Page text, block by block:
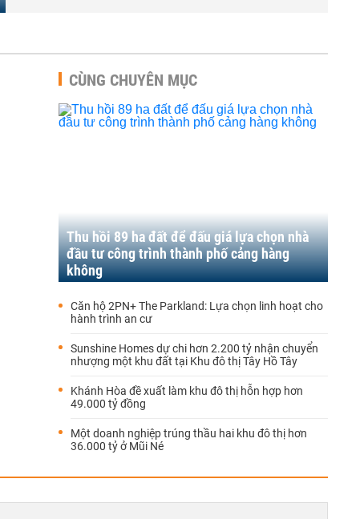
CÙNG CHUYÊN MỤC
Thu hồi 89 ha đất để đấu giá lựa chọn nhà
đầu tư công trình thành phố cảng hàng
không
Căn hộ 2PN+ The Parkland: Lựa chọn linh hoạt cho
hành trình an cư
Sunshine Homes dự chi hơn 2.200 tỷ nhận chuyển
nhượng một khu đất tại Khu đô thị Tây Hồ Tây
Khánh Hòa đề xuất làm khu đô thị hỗn hợp hơn
49.000 tỷ đồng
Một doanh nghiệp trúng thầu hai khu đô thị hơn
36.000 tỷ ở Mũi Né